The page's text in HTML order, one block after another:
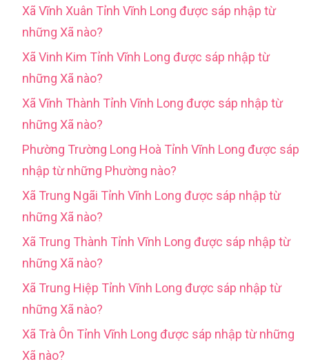
Xã Vĩnh Xuân Tỉnh Vĩnh Long được sáp nhập từ
những Xã nào?
Xã Vinh Kim Tỉnh Vĩnh Long được sáp nhập từ
những Xã nào?
Xã Vĩnh Thành Tỉnh Vĩnh Long được sáp nhập từ
những Xã nào?
Phường Trường Long Hoà Tỉnh Vĩnh Long được sáp
nhập từ những Phường nào?
Xã Trung Ngãi Tỉnh Vĩnh Long được sáp nhập từ
những Xã nào?
Xã Trung Thành Tỉnh Vĩnh Long được sáp nhập từ
những Xã nào?
Xã Trung Hiệp Tỉnh Vĩnh Long được sáp nhập từ
những Xã nào?
Xã Trà Ôn Tỉnh Vĩnh Long được sáp nhập từ những
Xã nào?